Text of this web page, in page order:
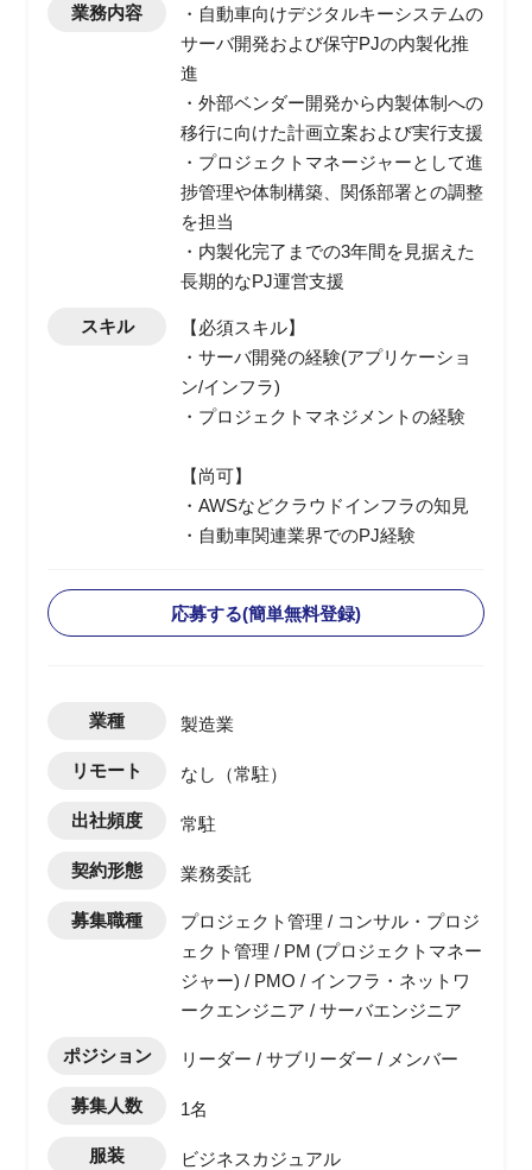
業務内容
・自動車向けデジタルキーシステムの
サーバ開発および保守PJの内製化推
進
・外部ベンダー開発から内製体制への
移行に向けた計画立案および実行支援
・プロジェクトマネージャーとして進
捗管理や体制構築、関係部署との調整
を担当
・内製化完了までの3年間を見据えた
長期的なPJ運営支援
スキル
【必須スキル】
・サーバ開発の経験(アプリケーショ
ン/インフラ)
・プロジェクトマネジメントの経験
【尚可】
・AWSなどクラウドインフラの知見
・自動車関連業界でのPJ経験
応募する(簡単無料登録)
業種 製造業
リモート なし（常駐）
出社頻度 常駐
契約形態 業務委託
募集職種
プロジェクト管理 / コンサル・プロジ
ェクト管理 / PM (プロジェクトマネー
ジャー) / PMO / インフラ・ネットワ
ークエンジニア / サーバエンジニア
ポジション リーダー / サブリーダー / メンバー
募集人数 1名
服装 ビジネスカジュアル